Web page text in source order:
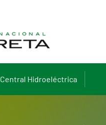
Central Hidroeléctrica